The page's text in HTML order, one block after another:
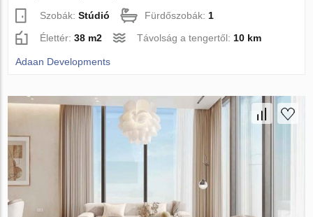
Szobák:Stúdió Fürdőszobák: 1
Élettér:38 m2 Távolság a tengertől: 10 km
Adaan Developments